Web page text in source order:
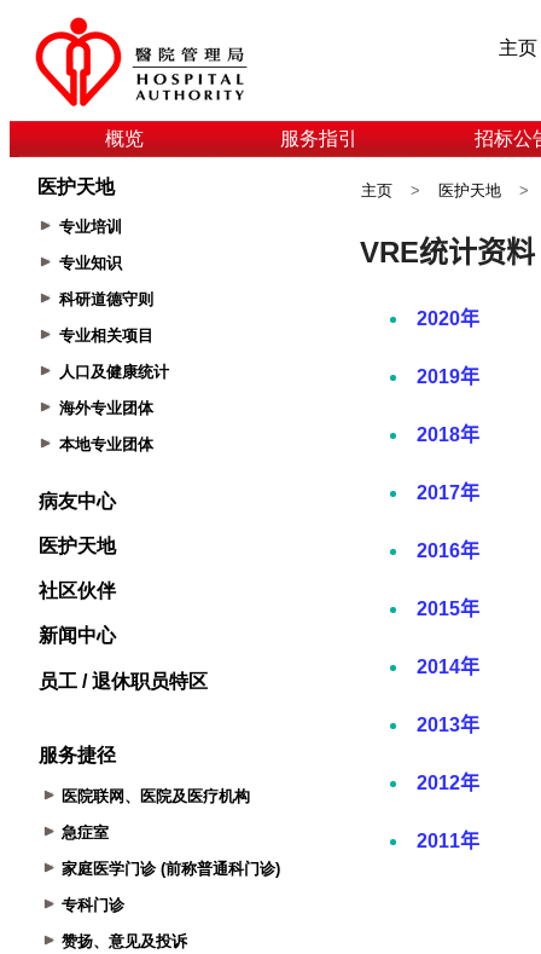
主页
概览 服务指引 招标公
医护天地
专业培训
专业知识
科研道德守则
专业相关项目
人口及健康统计
海外专业团体
本地专业团体
病友中心
医护天地
社区伙伴
新闻中心
员工 / 退休职员特区
服务捷径
医院联网、医院及医疗机构
急症室
家庭医学门诊 (前称普通科门诊)
专科门诊
赞扬、意见及投诉
主页 > 医护天地 >